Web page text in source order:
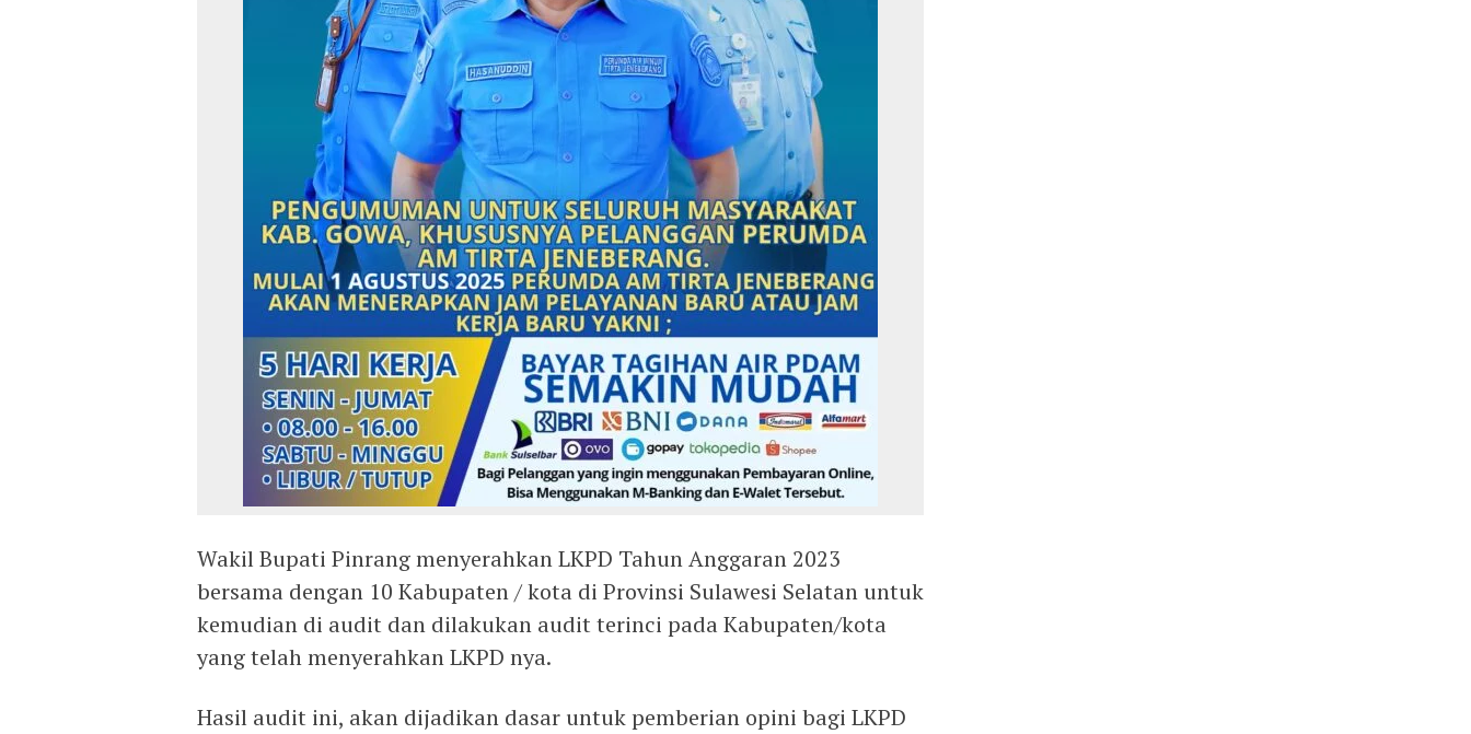
Wakil Bupati Pinrang menyerahkan LKPD Tahun Anggaran 2023
bersama dengan 10 Kabupaten / kota di Provinsi Sulawesi Selatan untuk
kemudian di audit dan dilakukan audit terinci pada Kabupaten/kota
yang telah menyerahkan LKPD nya.
Hasil audit ini, akan dijadikan dasar untuk pemberian opini bagi LKPD